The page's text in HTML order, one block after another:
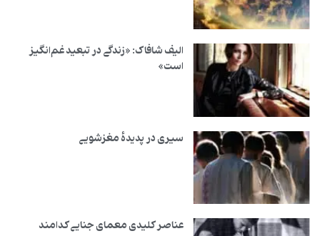
الیف شافاک: «زندگی در تبعید غم‌انگیز
است»
سیری در پدیدهٔ مغزشویی
عناصر کلیدی معمای جنایی کدامند